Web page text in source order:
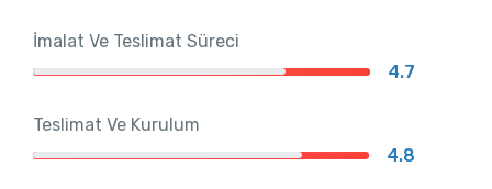
İmalat Ve Teslimat Süreci
4.7
Teslimat Ve Kurulum
4.8